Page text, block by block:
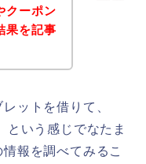
クーポン
果を記事
ットを借りて、
という感じでなたま
報を調べてみるこ